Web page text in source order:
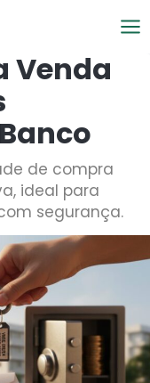
Venda
de compra
ideal para
segurança.